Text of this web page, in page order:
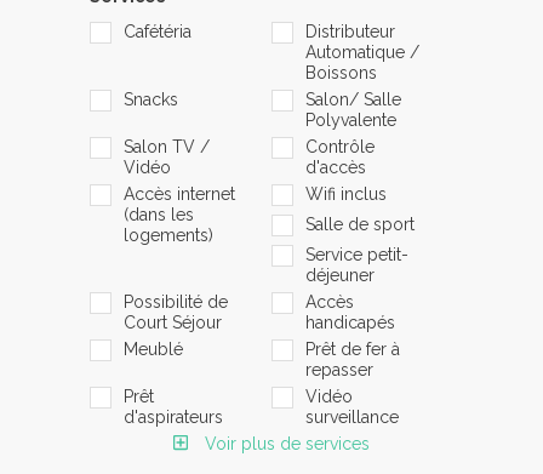
Cafétéria
Distributeur
Automatique /
Boissons
Snacks
Salon/ Salle
Polyvalente
Salon TV /
Vidéo
Contrôle
d'accès
Accès internet
(dans les
logements)
Wifi inclus
Salle de sport
Service petit-
déjeuner
Possibilité de
Court Séjour
Accès
handicapés
Meublé
Prêt de fer à
repasser
Prêt
d'aspirateurs
Vidéo
surveillance
Voir plus de services